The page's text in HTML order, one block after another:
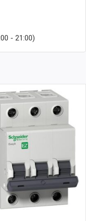
lý giãn nở nhiệt của
quá giá trị định mức,
tăng lên. Khi nhiệt độ
- 21:00)